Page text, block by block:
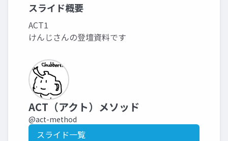
スライド概要
ACT1
けんじさんの登壇資料です
ACT（アクト）メソッド
@act-method
スライド一覧